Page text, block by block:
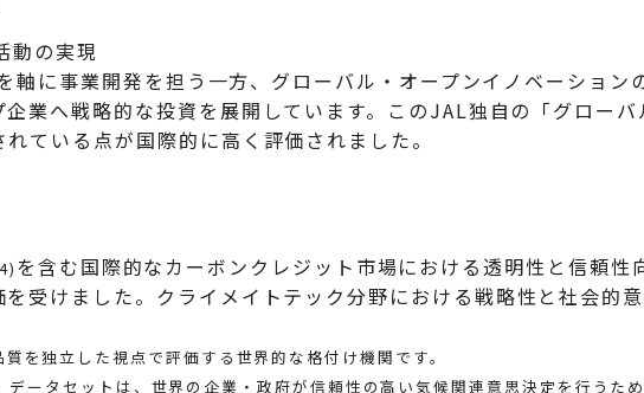
動の実現
軸に事業開発を担う一方、グローバル・オープンイノベーション
業へ戦略的な投資を展開しています。このJAL独自の「グローバ
ている点が国際的に高く評価されました。
を含む国際的なカーボンクレジット市場における透明性と信頼性
受けました。クライメイトテック分野における戦略性と社会的
を独立した視点で評価する世界的な格付け機関です。
ータセットは、世界の企業・政府が信頼性の高い気候関連意思決定を行うた